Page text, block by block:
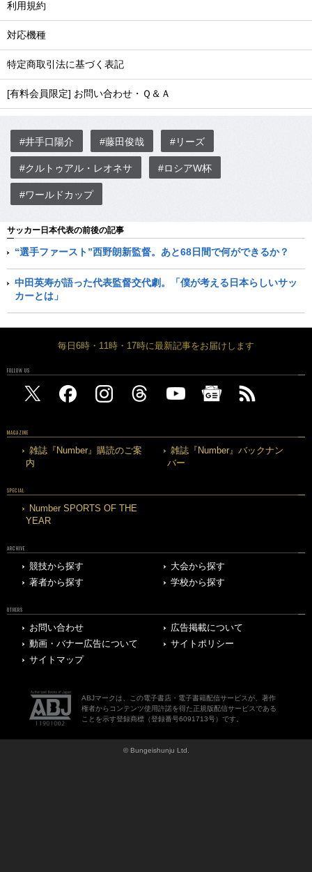
利用規約
対応機種
特定商取引法に基づく表記
[有料会員限定] お問い合わせ・Ｑ＆Ａ
#井手口陽介 #藤田俊哉 #リーズ
#クルトゥアル・レオネサ #ロシアW杯
#ワールドカップ
サッカー日本代表の前後の記事
“選手ファースト”西野朗新監督。あと68日間で何ができるか？
中田英寿が語った代表監督交代劇。「僕が考える日本らしいサッ
カーとは」
毎日6時・11時・17時に最新記事をお届けします
FOLLOW US
MAGAZINE
雑誌『Number』購読のご案
内
雑誌『Number』バックナン
バー
SPECIAL
Number SPORTS OF THE
YEAR
ARCHIVE
競技から探す
大会から探す
著者から探す
学校から探す
OTHERS
お問い合わせ
広告掲載について
動画・バナー広告について
サイトポリシー
サイトマップ
ABJマークは、この電子書店・電子書籍配信サービスが、著作
権者からコンテンツ使用許諾を得た正規版配信サービスである
ことを示す登録商標（登録番号6091713号）です。
© Bungeishunju Ltd.